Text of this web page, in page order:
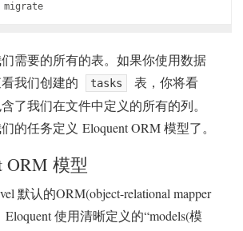
需要的所有的表。如果你使用数据
我们创建的
tasks
表，你将看
了我们在文件中定义的所有的列。
的任务定义 Eloquent ORM 模型了。
ORM 模型
默认的ORM(object-relational mapper
使用清晰定义的“models(模